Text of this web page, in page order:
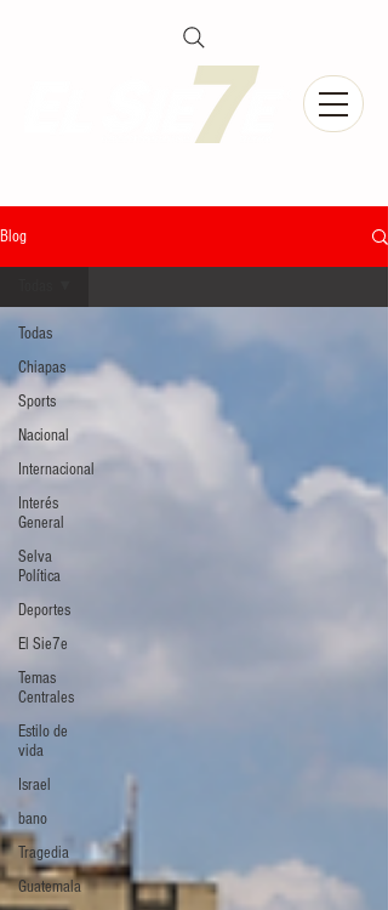
Blog
Todas
Chiapas
Sports
Nacional
Internacional
Interés
General
Selva
Política
Deportes
El Sie7e
Temas
Centrales
Estilo de
vida
Israel
bano
Tragedia
Guatemala